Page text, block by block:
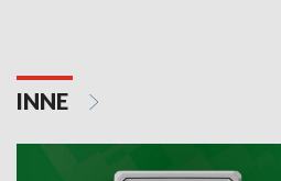
INNE